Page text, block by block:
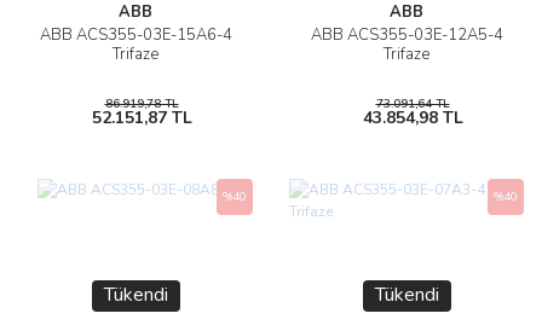
ABB
ABB ACS355-03E-15A6-4
Trifaze
86.919,78 TL
52.151,87 TL
ABB
ABB ACS355-03E-12A5-4
Trifaze
73.091,64 TL
43.854,98 TL
Tükendi
%40
Tükendi
%40